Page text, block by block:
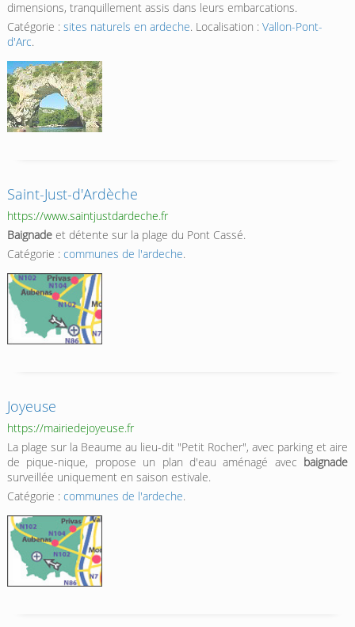
dimensions, tranquillement assis dans leurs embarcations.
Catégorie : sites naturels en ardeche. Localisation : Vallon-Pont-
d'Arc.
Saint-Just-d'Ardèche
https://www.saintjustdardeche.fr
Baignadeet détente sur la plage du Pont Cassé.
Catégorie : communes de l'ardeche.
Joyeuse
https://mairiedejoyeuse.fr
La plage sur la Beaume au lieu-dit "Petit Rocher", avec parking et aire
de pique-nique, propose un plan d'eau aménagé avec baignade
surveillée uniquement en saison estivale.
Catégorie : communes de l'ardeche.